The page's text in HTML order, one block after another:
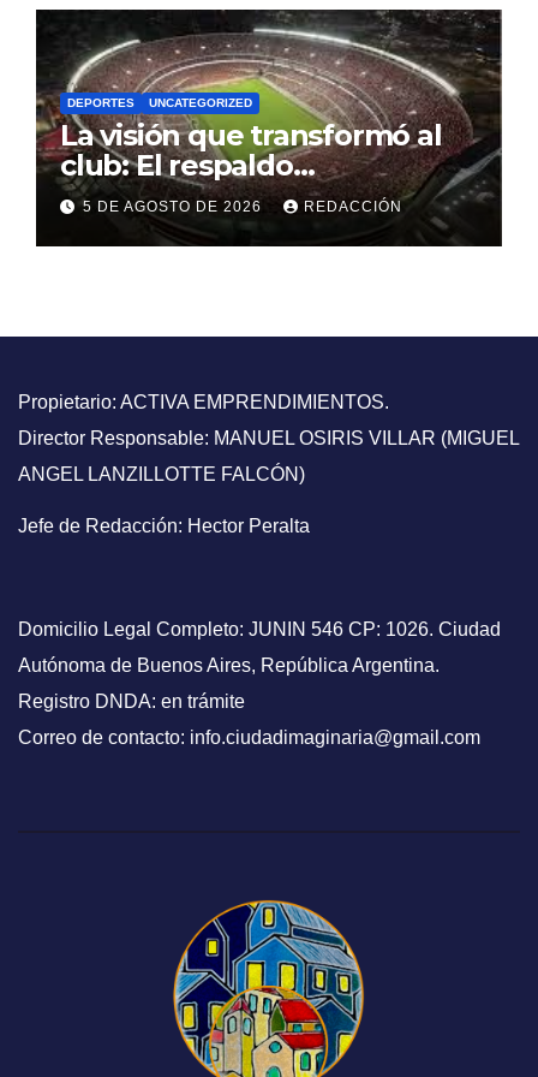
DEPORTES UNCATEGORIZED
La visión que transformó al
club: El respaldo
contundente a una gestión
directiva que puso a River en
la elite mundial
5 DE AGOSTO DE 2026 REDACCIÓN
Propietario: ACTIVA EMPRENDIMIENTOS.
Director Responsable: MANUEL OSIRIS VILLAR (MIGUEL
ANGEL LANZILLOTTE FALCÓN)
Jefe de Redacción: Hector Peralta
Domicilio Legal Completo: JUNIN 546 CP: 1026. Ciudad
Autónoma de Buenos Aires, República Argentina.
Registro DNDA: en trámite
Correo de contacto: info.ciudadimaginaria@gmail.com